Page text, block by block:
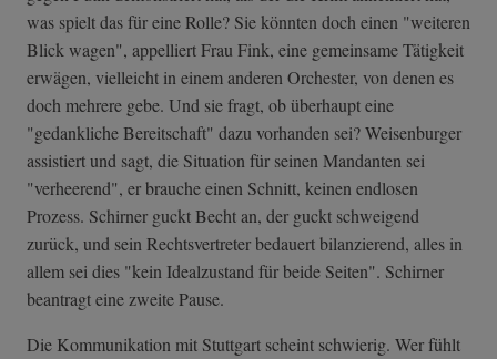
was spielt das für eine Rolle? Sie könnten doch einen "weiteren
Blick wagen", appelliert Frau Fink, eine gemeinsame Tätigkeit
erwägen, vielleicht in einem anderen Orchester, von denen es
doch mehrere gebe. Und sie fragt, ob überhaupt eine
"gedankliche Bereitschaft" dazu vorhanden sei? Weisenburger
assistiert und sagt, die Situation für seinen Mandanten sei
"verheerend", er brauche einen Schnitt, keinen endlosen
Prozess. Schirner guckt Becht an, der guckt schweigend
zurück, und sein Rechtsvertreter bedauert bilanzierend, alles in
allem sei dies "kein Idealzustand für beide Seiten". Schirner
beantragt eine zweite Pause.
Die Kommunikation mit Stuttgart scheint schwierig. Wer fühlt